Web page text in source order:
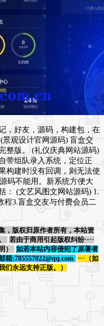
，好友，源码，构建包，在
观设计官网源码) 盲盒交
整版。 (礼仪庆典网站源码)
带组队录入系统，定位正
构建时没有回调，则无法使
码不能用。新系统方便大
： (文艺风图文网站源码) 1.
程3.盲盒交友与付费会员二
，版权归原作者所有，本站资
若由于商用引起版权纠纷····
）
如若本站内容侵犯了原著者
箱:785557022@qq.com
···（如
们永远支持正版。）